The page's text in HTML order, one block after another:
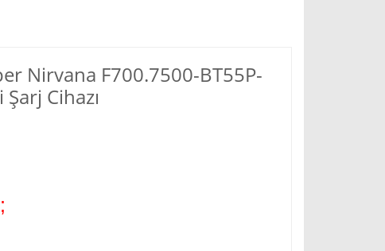
Nirvana F700.7500-BT55P-
Cihazı